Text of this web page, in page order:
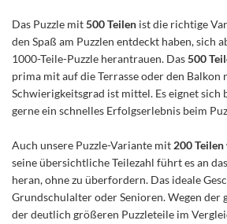
Das Puzzle mit500 Teilen ist die richtige
den Spaß am Puzzlen entdeckt haben, sich
1000-Teile-Puzzle herantrauen. Das500
prima mit auf die Terrasse oder den Balkon
Schwierigkeitsgrad ist mittel. Es eignet sich
gerne ein schnelles Erfolgserlebnis beim
Auch unsere Puzzle-Variante mit 200 Teilen
seine übersichtliche Teilezahl führt es an
heran, ohne zu überfordern. Das ideale
Grundschulalter oder Senioren. Wegen der
der deutlich größeren Puzzleteile im